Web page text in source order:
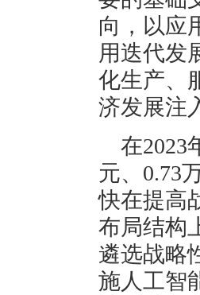
向，以应
用迭代发
化生产、
济发展注
在2023
元、0.73
快在提高
布局结构
遴选战略
施人工智